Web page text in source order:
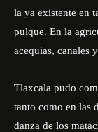
la ya existente en
pulque. En la
acequias, canales
Tlaxcala pudo
tanto como en las
danza de los